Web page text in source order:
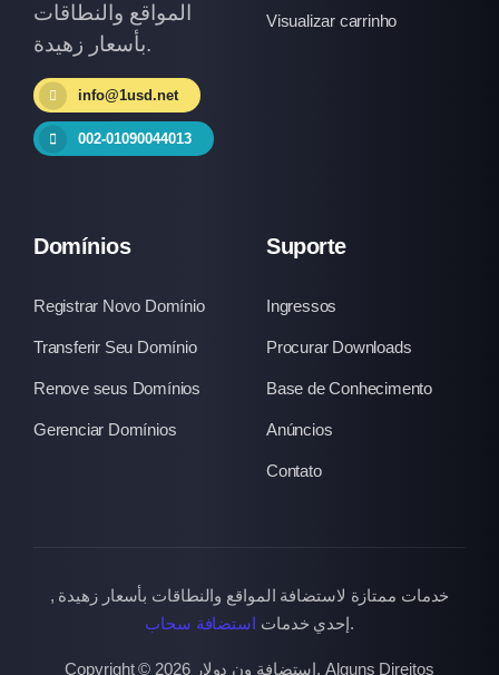
المواقع والنطاقات
بأسعار زهيدة.
info@1usd.net
002-01090044013
Visualizar carrinho
Domínios
Registrar Novo Domínio
Transferir Seu Domínio
Renove seus Domínios
Gerenciar Domínios
Suporte
Ingressos
Procurar Downloads
Base de Conhecimento
Anúncios
Contato
خدمات ممتازة لاستضافة المواقع والنطاقات بأسعار زهيدة ,
إحدي خدمات استضافة سحاب .
Copyright © 2026 استضافة ون دولار. Alguns Direitos